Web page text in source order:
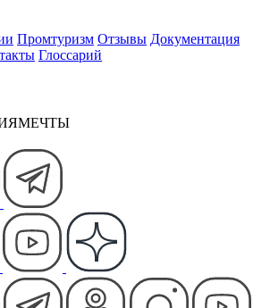
Промтуризм Отзывы Документация
Глоссарий